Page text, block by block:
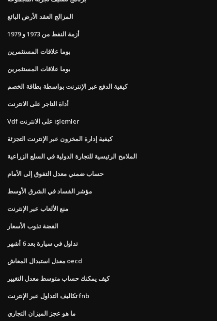
المزالج العقد الأرض البائع
أزمة النفط من 1973 و 1979
بوما علاقات المستثمرين
بوما علاقات المستثمرين
كيفية الدفع عبر الإنترنت بواسطة بطاقة الخصم
أداة التاجر على الانترنت
Vdf على الانترنت işlemler
كيفية إدارة المخزون عبر الإنترنت التجزئة
الملامح الرئيسية للتجارة الدولية في السلع الزراعية
حساب ضمني معدل التفوق إلى الأمام
مؤشر الفساد في الشرق الأوسط
منع الألعاب عبر الإنترنت
الفضة تذوب الأسعار
تداول في سيارة بعد 6 أشهر
معدل استبدال المعاش oecd
كيف يمكنك حساب متوسط ​​معدل التغيير
تكاليف التداول عبر الإنترنت fnb
ما هو عجز الميزان التجاري